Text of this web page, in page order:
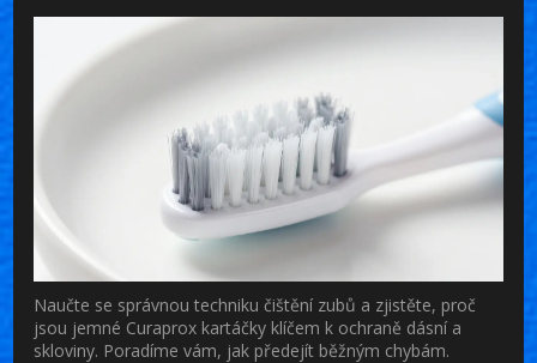
Naučte se správnou techniku čištění zubů a zjistěte, proč
jsou jemné Curaprox kartáčky klíčem k ochraně dásní a
skloviny. Poradíme vám, jak předejít běžným chybám.